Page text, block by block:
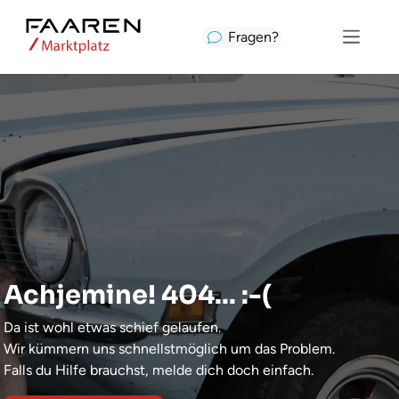
Fragen?
Achjemine! 404... :-(
Da ist wohl etwas schief gelaufen.
Wir kümmern uns schnellstmöglich um das Problem.
Falls du Hilfe brauchst, melde dich doch einfach.